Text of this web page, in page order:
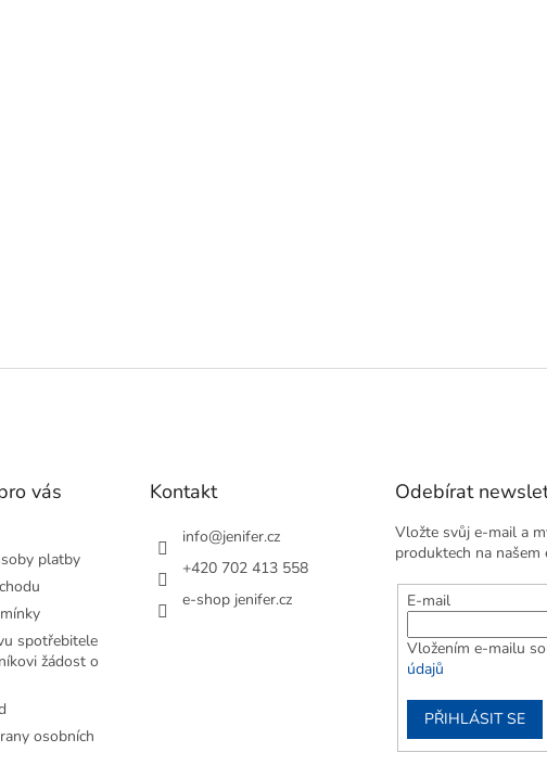
vás
platby
spotřebitele
žádost o
osobních
Kontakt
info@jenifer.cz
+420 702 413 558
e-shop jenifer.cz
Odebírat
Vložte svůj e-mail a
produktech na našem
E-mail
Vložením e-mailu
údajů
PŘIHLÁSIT SE